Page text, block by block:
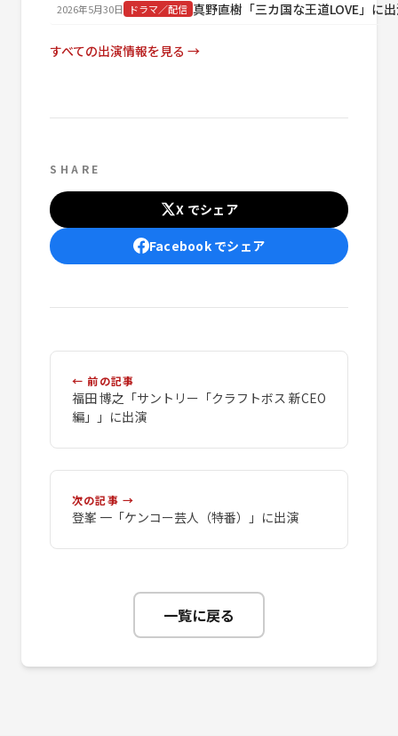
2026年5月30日 ドラマ／配信 真野直樹「三カ国な王道LOVE」に
すべての出演情報を見る →
SHARE
X でシェア
Facebook でシェア
← 前の記事
福田 博之「サントリー「クラフトボス 新CEO
編」」に出演
次の記事 →
登峯 一「ケンコー芸人（特番）」に出演
一覧に戻る